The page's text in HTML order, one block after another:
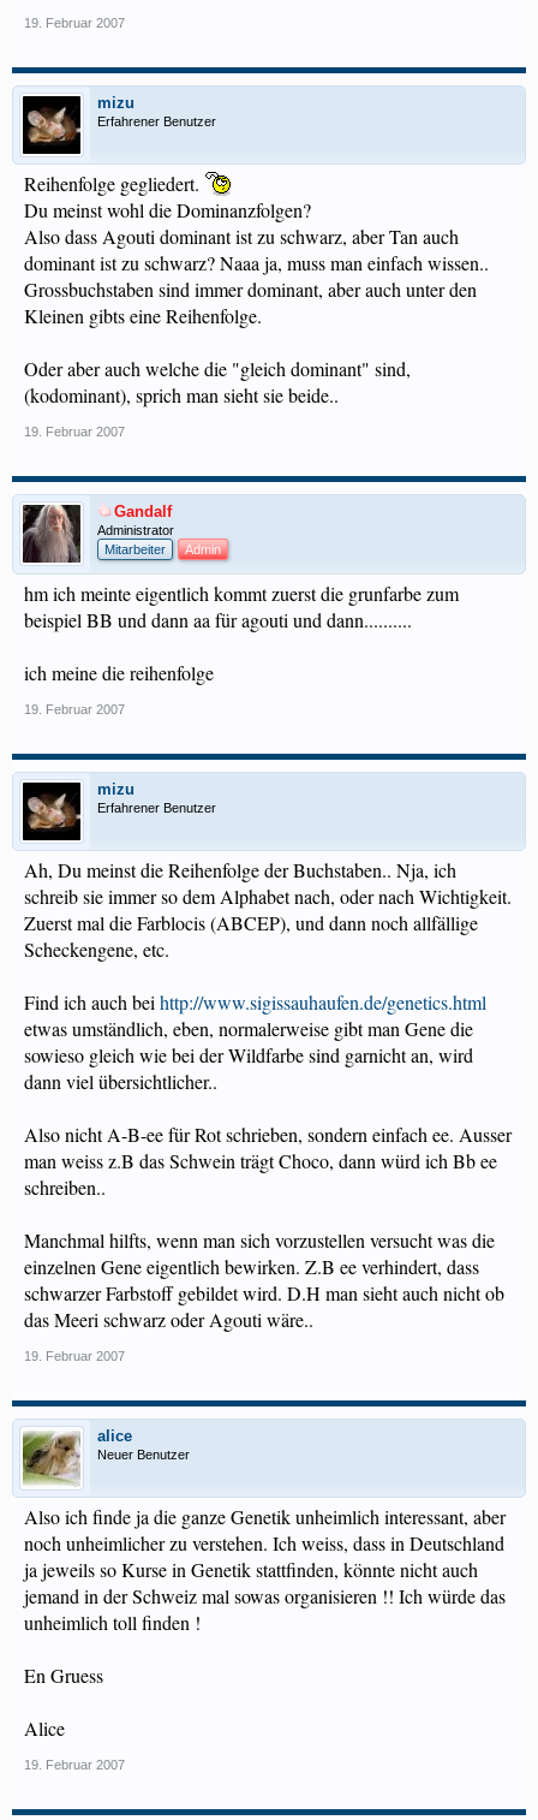
19. Februar 2007
mizu
Erfahrener Benutzer
Reihenfolge gegliedert.
Du meinst wohl die Dominanzfolgen?
Also dass Agouti dominant ist zu schwarz, aber Tan auch
dominant ist zu schwarz? Naaa ja, muss man einfach wissen..
Grossbuchstaben sind immer dominant, aber auch unter den
Kleinen gibts eine Reihenfolge.
Oder aber auch welche die "gleich dominant" sind,
(kodominant), sprich man sieht sie beide..
19. Februar 2007
Gandalf
Administrator
Mitarbeiter
Admin
hm ich meinte eigentlich kommt zuerst die grunfarbe zum
beispiel BB und dann aa für agouti und dann..........
ich meine die reihenfolge
19. Februar 2007
mizu
Erfahrener Benutzer
Ah, Du meinst die Reihenfolge der Buchstaben.. Nja, ich
schreib sie immer so dem Alphabet nach, oder nach Wichtigkeit.
Zuerst mal die Farblocis (ABCEP), und dann noch allfällige
Scheckengene, etc.
Find ich auch bei http://www.sigissauhaufen.de/genetics.html
etwas umständlich, eben, normalerweise gibt man Gene die
sowieso gleich wie bei der Wildfarbe sind garnicht an, wird
dann viel übersichtlicher..
Also nicht A-B-ee für Rot schrieben, sondern einfach ee. Ausser
man weiss z.B das Schwein trägt Choco, dann würd ich Bb ee
schreiben..
Manchmal hilfts, wenn man sich vorzustellen versucht was die
einzelnen Gene eigentlich bewirken. Z.B ee verhindert, dass
schwarzer Farbstoff gebildet wird. D.H man sieht auch nicht ob
das Meeri schwarz oder Agouti wäre..
19. Februar 2007
alice
Neuer Benutzer
Also ich finde ja die ganze Genetik unheimlich interessant, aber
noch unheimlicher zu verstehen. Ich weiss, dass in Deutschland
ja jeweils so Kurse in Genetik stattfinden, könnte nicht auch
jemand in der Schweiz mal sowas organisieren !! Ich würde das
unheimlich toll finden !
En Gruess
Alice
19. Februar 2007